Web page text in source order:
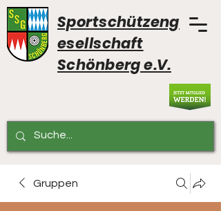
Sportschützeng
esellschaft
Schönberg e.V.
Gruppen